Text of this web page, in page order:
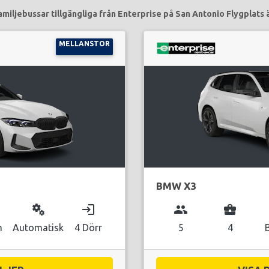
tillgängliga från Enterprise på San Antonio Flygplats
MELLANSTOR
miscellaneous_services
Automatisk
login
4 Dörr
BMW X3
group
5
business_center
4